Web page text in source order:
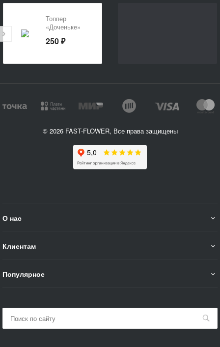
Топпер
«Доченьке»
250 ₽
© 2026 FAST-FLOWER, Все права защищены
О нас
Клиентам
Популярное